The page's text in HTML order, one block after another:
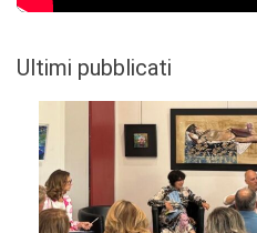
Ultimi pubblicati